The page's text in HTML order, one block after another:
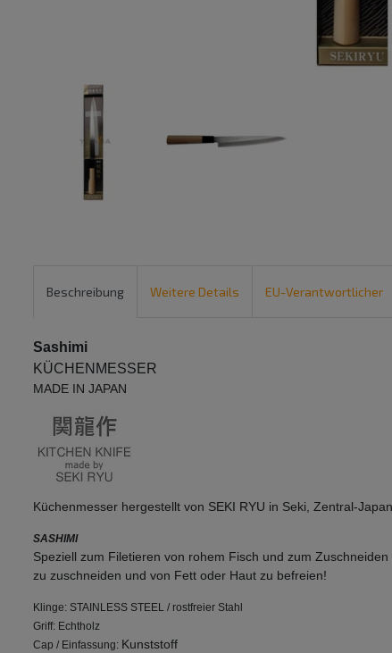
Beschreibung Weitere Details EU-Verantwortlicher
Sashimi
KÜCHENMESSER
MADE IN JAPAN
Küchenmesser hergestellt von SEKI RYU in Seki, Zentral-Japan.
SASHIMI
Speziell zum Filetieren von rohem Fisch und zum
zu zuschneiden und von Fett oder Haut zu befreien!
Klinge: STAINLESS STEEL / rostfreier Stahl
Griff: Echtholz
Cap / Einfassung: Kunststoff